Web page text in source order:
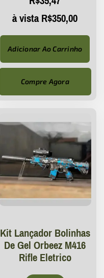
à vistaR$350,00
Adicionar Ao Carrinho
Compre Agora
Kit Lançador Bolinhas
De Gel Orbeez M416
Rifle Eletrico